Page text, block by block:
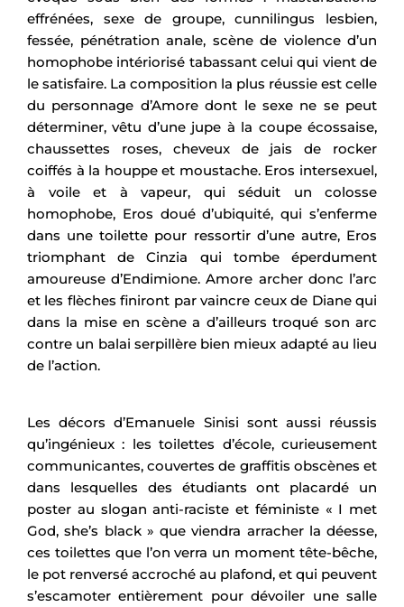
effrénées, sexe de groupe, cunnilingus lesbien,
fessée, pénétration anale, scène de violence d’un
homophobe intériorisé tabassant celui qui vient de
le satisfaire. La composition la plus réussie est celle
du personnage d’Amore dont le sexe ne se peut
déterminer, vêtu d’une jupe à la coupe écossaise,
chaussettes roses, cheveux de jais de rocker
coiffés à la houppe et moustache. Eros intersexuel,
à voile et à vapeur, qui séduit un colosse
homophobe, Eros doué d’ubiquité, qui s’enferme
dans une toilette pour ressortir d’une autre, Eros
triomphant de Cinzia qui tombe éperdument
amoureuse d’Endimione. Amore archer donc l’arc
et les flèches finiront par vaincre ceux de Diane qui
dans la mise en scène a d’ailleurs troqué son arc
contre un balai serpillère bien mieux adapté au lieu
de l’action.
Les décors d’Emanuele Sinisi sont aussi réussis
qu’ingénieux : les toilettes d’école, curieusement
communicantes, couvertes de graffitis obscènes et
dans lesquelles des étudiants ont placardé un
poster au slogan anti-raciste et féministe « I met
God, she’s black » que viendra arracher la déesse,
ces toilettes que l’on verra un moment tête-bêche,
le pot renversé accroché au plafond, et qui peuvent
s’escamoter entièrement pour dévoiler une salle